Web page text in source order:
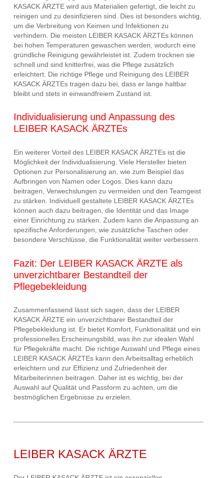
KASACK ÄRZTE wird aus Materialien gefertigt, die leicht zu
reinigen und zu desinfizieren sind. Dies ist besonders wichtig,
um die Verbreitung von Keimen und Infektionen zu
verhindern. Die meisten LEIBER KASACK ÄRZTEs können
bei hohen Temperaturen gewaschen werden, wodurch eine
gründliche Reinigung gewährleistet ist. Zudem trocknen sie
schnell und sind knitterfrei, was die Pflege zusätzlich
erleichtert. Die richtige Pflege und Reinigung des LEIBER
KASACK ÄRZTEs tragen dazu bei, dass er lange haltbar
bleibt und stets in einwandfreiem Zustand ist.
Individualisierung und Anpassung des
LEIBER KASACK ÄRZTEs
Ein weiterer Vorteil des LEIBER KASACK ÄRZTEs ist die
Möglichkeit der Individualisierung. Viele Hersteller bieten
Optionen zur Personalisierung an, wie zum Beispiel das
Aufbringen von Namen oder Logos. Dies kann dazu
beitragen, Verwechslungen zu vermeiden und den Teamgeist
zu stärken. Individuell gestaltete LEIBER KASACK ÄRZTEs
können auch dazu beitragen, die Identität und das Image
einer Einrichtung zu stärken. Zudem kann die Anpassung an
spezifische Anforderungen, wie zusätzliche Taschen oder
besondere Verschlüsse, die Funktionalität weiter verbessern.
Fazit: Der LEIBER KASACK ÄRZTE als
unverzichtbarer Bestandteil der
Pflegebekleidung
Zusammenfassend lässt sich sagen, dass der LEIBER
KASACK ÄRZTE ein unverzichtbarer Bestandteil der
Pflegebekleidung ist. Er bietet Komfort, Funktionalität und ein
professionelles Erscheinungsbild, was ihn zur idealen Wahl
für Pflegekräfte macht. Die richtige Auswahl und Pflege eines
LEIBER KASACK ÄRZTEs kann den Arbeitsalltag erheblich
erleichtern und zur Effizienz und Zufriedenheit der
Mitarbeiterinnen beitragen. Daher ist es wichtig, bei der
Auswahl auf Qualität und Passform zu achten, um die
bestmöglichen Ergebnisse zu erzielen.
LEIBER KASACK ÄRZTE